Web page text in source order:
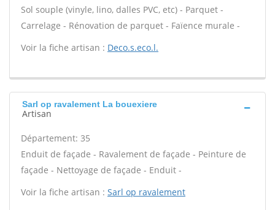
Sol souple (vinyle, lino, dalles PVC, etc) - Parquet -
Carrelage - Rénovation de parquet - Faïence murale -
Voir la fiche artisan : Deco.s.eco.l.
Sarl op ravalement La bouexiere
Artisan
Département: 35
Enduit de façade - Ravalement de façade - Peinture de
façade - Nettoyage de façade - Enduit -
Voir la fiche artisan : Sarl op ravalement